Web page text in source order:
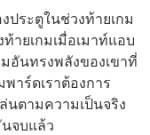
ประตูในช่วงท้ายเกม
ายเกมเมื่อเมาท์แอบ
อันทรงพลังของเขาที่
พาร์ดเราต้องการ
นตามความเป็นจริง
จบแล้ว